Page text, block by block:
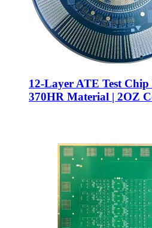
12-Layer ATE Test Chip
370HR Material | 2OZ